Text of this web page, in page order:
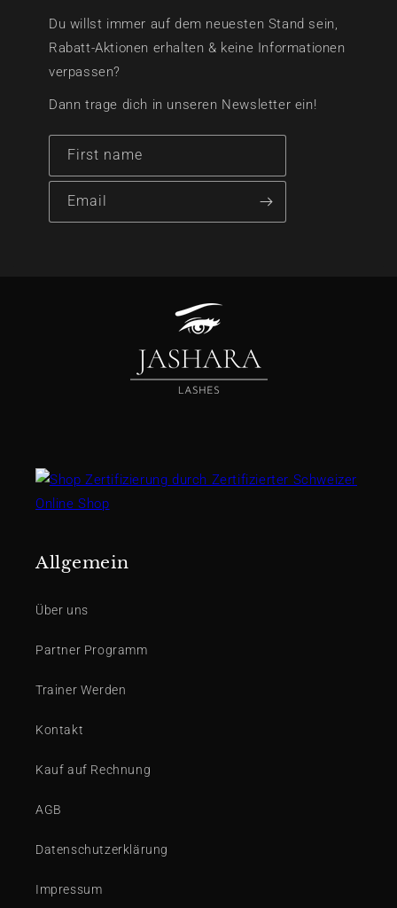
Du willst immer auf dem neuesten Stand sein,
Rabatt-Aktionen erhalten & keine Informationen
verpassen?
Dann trage dich in unseren Newsletter ein!
First name
Email
Allgemein
Über uns
Partner Programm
Trainer Werden
Kontakt
Kauf auf Rechnung
AGB
Datenschutzerklärung
Impressum